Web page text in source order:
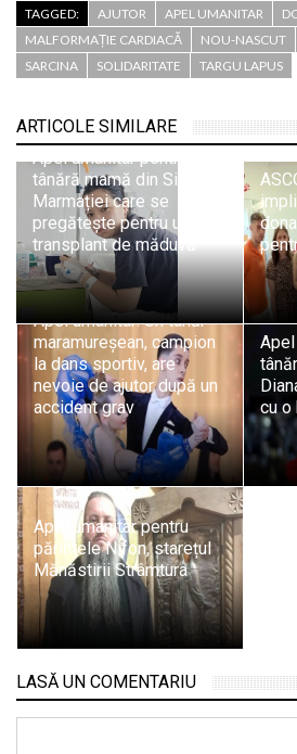
TAGGED:
AJUTOR APEL UMANITAR
MALFORMAȚIE CARDIACĂ
NOU-NASCUT
SARCINA
SOLIDARITATE TARGU LAPUS
ARTICOLE SIMILARE
Apel umanitar pentru o
tânără mamă din Sighetu
Marmației care se
pregătește pentru un
transplant de măduvă
Apel umanitar: Un tânăr
maramureșean, campion
la dans sportiv, are
nevoie de ajutor după un
accident grav
cu o
Apel umanitar pentru
părintele Nifon, starețul
Mănăstirii Strâmtura
LASĂ UN COMENTARIU